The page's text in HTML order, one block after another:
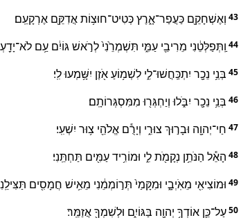
43 וְאֶשְׁחָקֵ֖ם כַּעֲפַר־אָ֑רֶץ כְּטִיט־חוּצ֥וֹת אֲדִקֵּ֖ם אֶרְקָעֵֽם׃
44 וַֽתְּפַלְּטֵ֔נִי מֵרִיבֵ֖י עַמִּ֑י תִּשְׁמְרֵ֙נִי֙ לְרֹ֣אשׁ גּוֹיִ֔ם עַ֥ם
45 בְּנֵ֥י נֵכָ֖ר יִתְכַּֽחֲשׁוּ־לִ֑י לִשְׁמ֥וֹעַ אֹ֖זֶן יִשָּׁ֥מְעוּ לִֽי׃
46 בְּנֵ֥י נֵכָ֖ר יִבֹּ֑לוּ וְיַחְגְּר֖וּ מִמִּסְגְּרוֹתָֽם׃
47 חַי־יְהוָ֖ה וּבָר֣וּךְ צוּרִ֑י וְיָרֻ֕ם אֱלֹהֵ֖י צ֥וּר יִשְׁעִֽי׃
48 הָאֵ֕ל הַנֹּתֵ֥ן נְקָמֹ֖ת לִ֑י וּמוֹרִ֥יד עַמִּ֖ים תַּחְתֵּֽנִי׃
49 וּמוֹצִיאִ֖י מֵאֹֽיְבָ֑י וּמִקָּמַי֙ תְּר֣וֹמְמֵ֔נִי מֵאִ֥ישׁ חֲמָסִ֖ים
50עַל־כֵּ֛ן אוֹדְךָ֥ יְהוָ֖ה בַּגּוֹיִ֑ם וּלְשִׁמְךָ֖ אֲזַמֵּֽר׃